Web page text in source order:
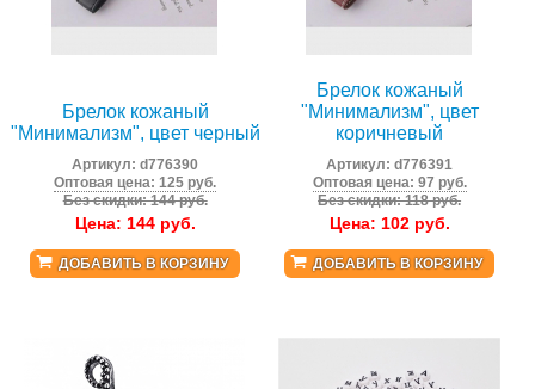
Брелок кожаный
"Минимализм", цвет черный
Артикул:d776390
Оптовая цена: 125 руб.
Без скидки: 144 руб.
Цена: 144руб.
ДОБАВИТЬ В КОРЗИНУ
Брелок кожаный
"Минимализм", цвет
коричневый
Артикул:d776391
Оптовая цена: 97 руб.
Без скидки: 118 руб.
Цена: 102руб.
ДОБАВИТЬ В КОРЗИНУ